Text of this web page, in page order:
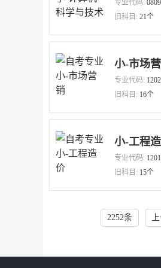
专业代码:
旧科目: 21个
小-市场
专业代码:
旧科目: 16个
小-工程
专业代码:
旧科目: 15个
2252条